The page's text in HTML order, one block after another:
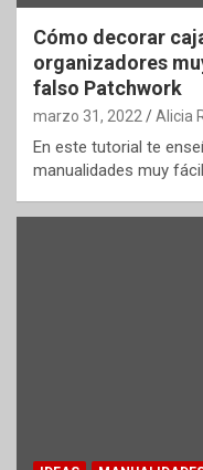
Cómo decorar
organizadores
falso Patchwork
marzo 31, 2022 Alicia
En este tutorial te
manualidades muy